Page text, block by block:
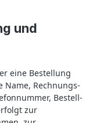
und
eine Bestellung
Rechnungs-
Bestell-
zur